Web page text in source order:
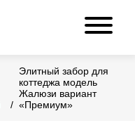
Элитный забор для
коттеджа модель
Жалюзи вариант
«Премиум»